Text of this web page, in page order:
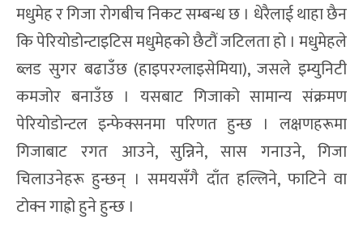
मधुमेह र गिजा रोगबीच निकट सम्बन्ध छ । धेरैलाई थाहा छैन
कि पेरियोडोन्टाइटिस मधुमेहको छैटौं जटिलता हो । मधुमेहले
ब्लड सुगर बढाउँछ (हाइपरग्लाइसेमिया), जसले इम्युनिटी
कमजोर बनाउँछ । यसबाट गिजाको सामान्य संक्रमण
पेरियोडोन्टल इन्फेक्सनमा परिणत हुन्छ । लक्षणहरूमा
गिजाबाट रगत आउने, सुन्निने, सास गनाउने, गिजा
चिलाउनेहरू हुन्छन् । समयसँगै दाँत हल्लिने, फाटिने वा
टोक्न गाह्रो हुने हुन्छ ।